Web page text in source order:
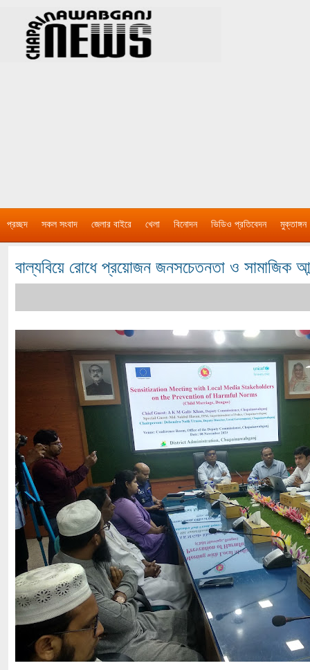
প্রচ্ছদ সকল সংবাদ জেলার বাইরে খেলা বিনোদন ভিডিও প্রতিবেদন মুক্তাঙ্গন
বাল্যবিয়ে রোধে প্রয়োজন জনসচেতনতা ও সামাজিক